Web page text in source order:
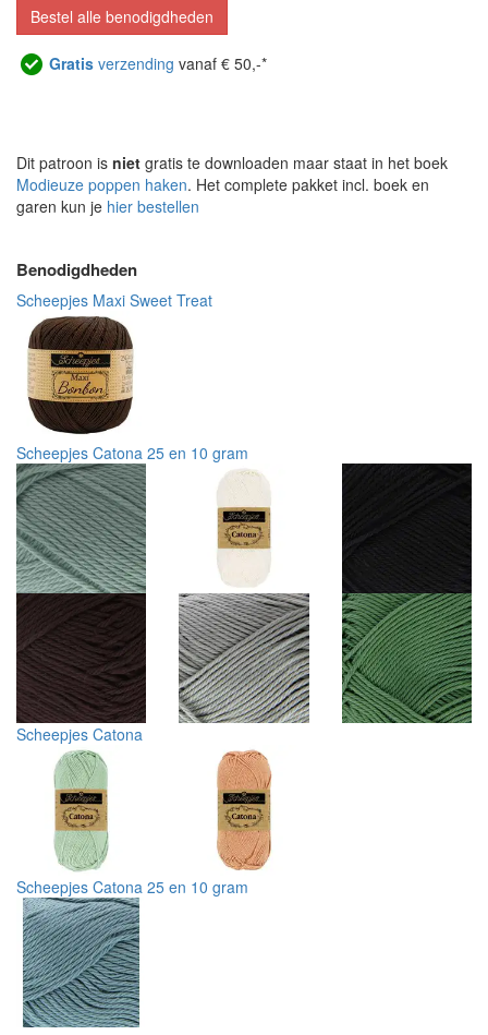
Bestel alle benodigdheden
Gratis verzending vanaf € 50,-*
Dit patroon is niet gratis te downloaden maar staat in het boek
Modieuze poppen haken. Het complete pakket incl. boek en
garen kun je hier bestellen
Benodigdheden
Scheepjes Maxi Sweet Treat
Scheepjes Catona 25 en 10 gram
Scheepjes Catona
Scheepjes Catona 25 en 10 gram